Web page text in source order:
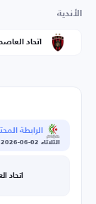
الأندية
اتحاد
الرابطة
الثلاثاء 02-06-2026
اتحاد